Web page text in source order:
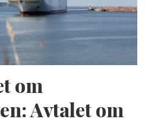
om
Avtalet om